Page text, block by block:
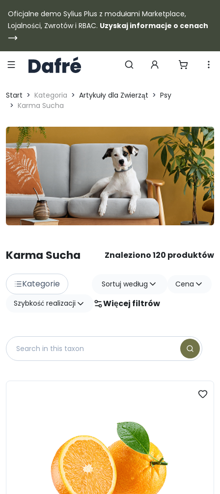
Dafre
Oficjalne demo Sylius Plus z modułami Marketplace,
Lojalności, Zwrotów i RBAC. Uzyskaj informacje o cenach
Start
Kategoria Artykuły dla Zwierząt
Psy
Karma Sucha
Karma Sucha Znaleziono 120 produktów
Kategorie Sortuj według
Cena
Szybkość realizacji
Więcej filtrów